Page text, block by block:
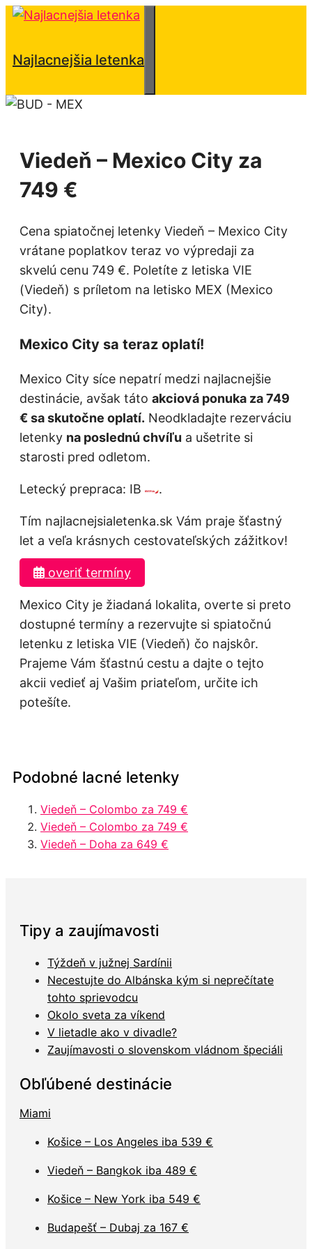
Preskočiť
obsah
Najlacnejšia letenka
Viedeň – Mexico City za
749 €
Cena spiatočnej letenky Viedeň – Mexico City
vrátane poplatkov teraz vo výpredaji za
skvelú cenu 749 €. Poletíte z letiska VIE
(Viedeň) s príletom na letisko MEX (Mexico
City).
Mexico City sa teraz oplatí!
Mexico City síce nepatrí medzi najlacnejšie
destinácie, avšak táto akciová ponuka za 749
€ sa skutočne oplatí. Neodkladajte rezerváciu
letenky na poslednú chvíľu a ušetrite si
starosti pred odletom.
Letecký prepraca: IB .
Tím najlacnejsialetenka.sk Vám praje šťastný
let a veľa krásnych cestovateľských zážitkov!
overiť termíny
Mexico City je žiadaná lokalita, overte si preto
dostupné termíny a rezervujte si spiatočnú
letenku z letiska VIE (Viedeň) čo najskôr.
Prajeme Vám šťastnú cestu a dajte o tejto
akcii vedieť aj Vašim priateľom, určite ich
potešíte.
Podobné lacné letenky
Viedeň – Colombo za 749 €
Viedeň – Colombo za 749 €
Viedeň – Doha za 649 €
Tipy a zaujímavosti
Týždeň v južnej Sardínii
Necestujte do Albánska kým si neprečítate
tohto sprievodcu
Okolo sveta za víkend
V lietadle ako v divadle?
Zaujímavosti o slovenskom vládnom špeciáli
Obľúbené destinácie
Miami
Košice – Los Angeles iba 539 €
Viedeň – Bangkok iba 489 €
Košice – New York iba 549 €
Budapešť – Dubaj za 167 €